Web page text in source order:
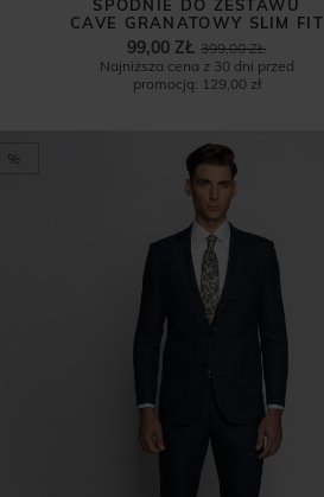
SPODNIE DO ZESTAWU
CAVE GRANATOWY SLIM FIT
399,00 ZŁ
99,00 ZŁ
Najniższa cena z 30 dni przed
promocją: 129,00 zł
%